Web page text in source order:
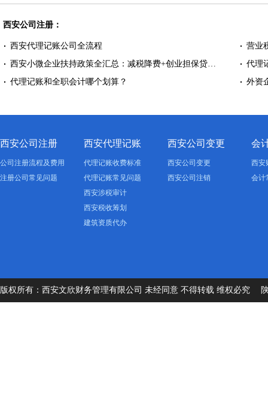
西安公司注册：
西安代理记账公司全流程
营业
西安小微企业扶持政策全汇总：减税降费+创业担保贷…
代理
代理记账和全职会计哪个划算？
外资
西安公司注册
公司注册流程及费用
注册公司常见问题
西安代理记账
代理记账收费标准
代理记账常见问题
西安涉税审计
西安税收筹划
建筑资质代办
西安公司变更
西安公司变更
西安公司注销
会
西安
会计
版权所有：西安文欣财务管理有限公司 未经同意 不得转载 维权必究